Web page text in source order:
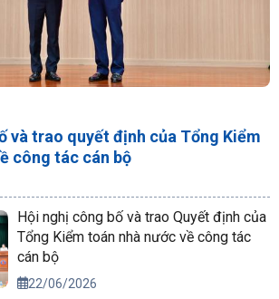
và trao quyết định của Tổng Kiểm
công tác cán bộ
Hội nghị công bố và trao Quyết định của
Tổng Kiểm toán nhà nước về công tác
cán bộ
22/06/2026